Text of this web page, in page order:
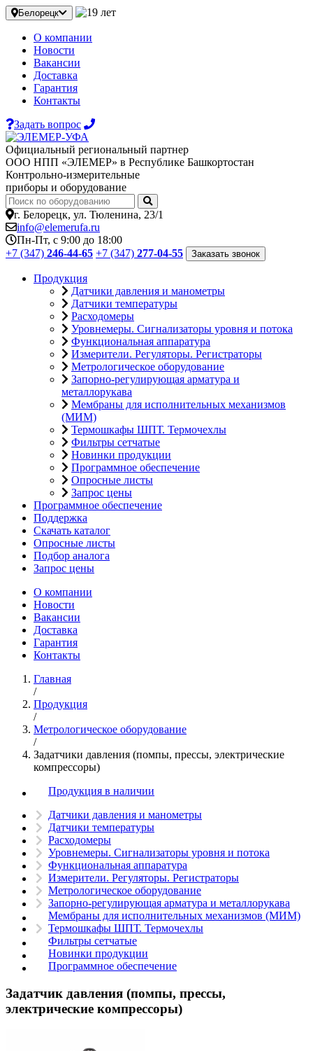
Белорецк
О компании
Новости
Вакансии
Доставка
Гарантия
Контакты
Задать вопрос
Официальный региональный партнер
ООО НПП «ЭЛЕМЕР» в Республике Башкортостан
Контрольно-измерительные
приборы и оборудование
г. Белорецк, ул. Тюленина, 23/1
info@elemerufa.ru
Пн-Пт, с 9:00 до 18:00
+7 (347) 246-44-65 +7 (347) 277-04-55 Заказать звонок
Продукция
Датчики давления и манометры
Датчики температуры
Расходомеры
Уровнемеры. Сигнализаторы уровня и потока
Функциональная аппаратура
Измерители. Регуляторы. Регистраторы
Метрологическое оборудование
Запорно-регулирующая арматура и
металлорукава
Мембраны для исполнительных механизмов
(МИМ)
Термошкафы ШПТ. Термочехлы
Фильтры сетчатые
Новинки продукции
Программное обеспечение
Опросные листы
Запрос цены
Программное обеспечение
Поддержка
Скачать каталог
Опросные листы
Подбор аналога
Запрос цены
О компании
Новости
Вакансии
Доставка
Гарантия
Контакты
Главная
/
Продукция
/
Метрологическое оборудование
/
Задатчики давления (помпы, прессы, электрические
компрессоры)
Продукция в наличии
Датчики давления и манометры
Датчики температуры
Расходомеры
Уровнемеры. Сигнализаторы уровня и потока
Функциональная аппаратура
Измерители. Регуляторы. Регистраторы
Метрологическое оборудование
Запорно-регулирующая арматура и металлорукава
Мембраны для исполнительных механизмов (МИМ)
Термошкафы ШПТ. Термочехлы
Фильтры сетчатые
Новинки продукции
Программное обеспечение
Задатчик давления (помпы, прессы,
электрические компрессоры)